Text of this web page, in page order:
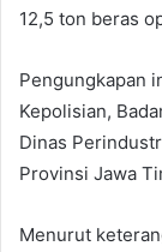
12,5 ton beras
Pengungkapan
Kepolisian,
Dinas
Provinsi Jawa
Menurut